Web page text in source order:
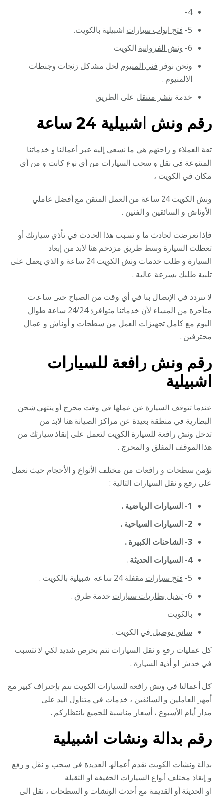
4-
5- فتح ابواب سيارات اشبيلية بالكويت.
6- ونش الفروانية الكويت
ونحن نوفر فني المنيوم لحل مشاكل زنجات وجنطات
الالمنيوم .
خدمة بنشر متنقل على الطريق
رقمونش اشبيلية 24 ساعة
ثقة العملاء و راحتهم هي ما نسعى إليه عبر أعمالنا و خدماتنا
المتنوعة في نقل و سحب السيارات من أي نوع كانت و من أي
مكان في الكويت ،
ونش الكويت 24 ساعة من العمل المتقن مع أفضل عاملي
الأوناش و السائقين و الفنين .
فإذا تعرضت لحادث ما و تسبب هذا الحادث في تأذي سيارتك أو
تعطلت السيارة وسط طريق مزدحم هنا لابد من إبعاد
السيارة و طلب خدمات ونش الكويت 24 ساعة و الذي يعمل على
تلبية طلبك بسرعة عالية .
لا تتردد في الإتصال بنا في أي وقت من الصباح حتى ساعات
متأخرة من المساء لأن خدماتنا متوافرة 24/24 ساعة طوال
اليوم مع كامل تجهيزات العمل من سطحات و أوناش و عمال
محترفين .
رقمونش رافعة للسيارات
اشبيلية
عندما تتوقف السيارة عن عملها في وقت محرج أو ينتهي شحن
البطارية في منطقة بعيدة عن مراكز الصيانة هنا لابد من
تدخل ونش رافعة للسيارة الكويت لتعمل على إنقاذ سيارتك من
هذا الموقف المقلق و المحرج .
نؤمن سطحات و رافعات من مختلف الأنواع و الأحجام حيث نعمل
على رفع و نقل السيارات التالية :
1- السيارات الرياضية .
2- السيارات السياحية .
3- الشاحنات الكبيرة .
4- السيارات الحديثة .
5- فتح سيارات مقفلة 24 ساعه اشبيلية بالكويت .
6- تبديل بطاريات سيارات خدمة طرق .
بالكويت
سائق توصيل في الكويت .
كل عمليات رفع و نقل السيارات تتم بحرص شديد لكي لا نتسبب
في خدش او أذية السيارة .
كل أعمالنا في ونش رافعة للسيارات الكويت تتم بإحتراف كبير مع
أمهر العاملين و السائقين ، خدمات في متناول اليد على
مدار أيام الأسبوع ، أسعار مناسبة للجميع بانتظاركم .
رقم بدالة ونشات اشبيلية
بدالة ونشات الكويت تقدم أعمالها العديدة في سحب و نقل و رفع
و إنقاذ مختلف أنواع السيارات الخفيفة أو الثقيلة
او الحديثة أو القديمة مع أحدث الونشات و السطحات ، نقل الى